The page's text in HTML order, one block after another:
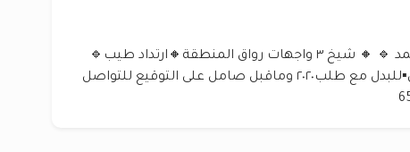
🔹 جنوب صباح الأحمد 🔹 🔸 شيخ ٣ واجهات رواق المنطقة🔸ارتداد طيب🔹
مدخل ومخرج سهل▪للبدل مع طلب٢٠٢٠ وماقبل صامل على التوقيع للتواصل